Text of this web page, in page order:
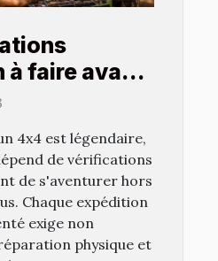
faire avant
en 4x4
4x4 est légendaire,
de vérifications
de s'aventurer hors
Chaque expédition
exige non
physique et